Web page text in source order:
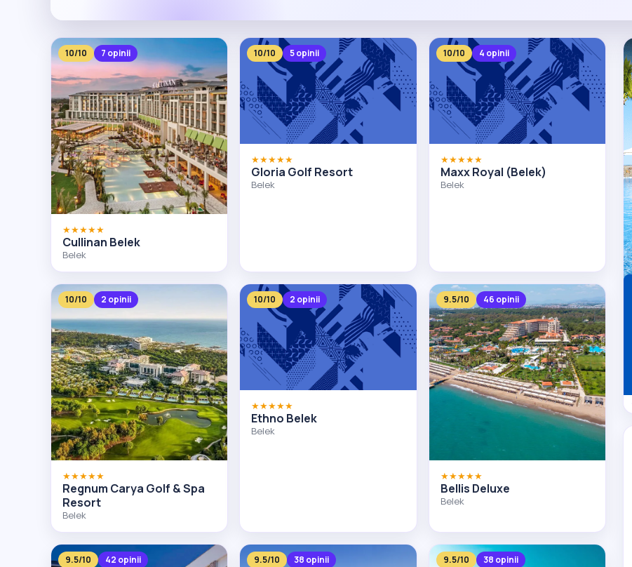
10/10 7 opinii
★★★★★
Cullinan Belek
Belek
10/10 5 opinii
★★★★★
Gloria Golf Resort
Belek
10/10 4 opinii
★★★★★
Maxx Royal (Belek)
Belek
10/10 2 opinii
★★★★★
Regnum Carya Golf & Spa
Resort
Belek
10/10 2 opinii
★★★★★
Ethno Belek
Belek
9.5/10 46 opinii
★★★★★
Bellis Deluxe
Belek
9.5/10 42 opinii 9.5/10 38 opinii 9.5/10 38 opinii